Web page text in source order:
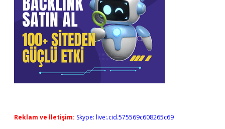
Reklam ve İletişim: Skype: live:.cid.575569c608265c69